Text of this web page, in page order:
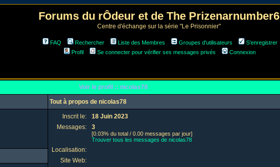
Forums du rÔdeur et de The Prizenarnumber6
Centre d'échange sur la série "Le Prisonnier"
FAQ Rechercher Liste des Membres Groupes d'utilisateurs
S'enregistrer
Profil
Se connecter pour vérifier ses messages privés Connexion
Voir le profil :: nicolas78
Tout à propos de nicolas78
Inscrit le:
18 Juin 2023
Messages:
3
[0.03% du total / 0.00 messages par jour]
Trouver tous les messages de nicolas78
Localisation:
Site Web: